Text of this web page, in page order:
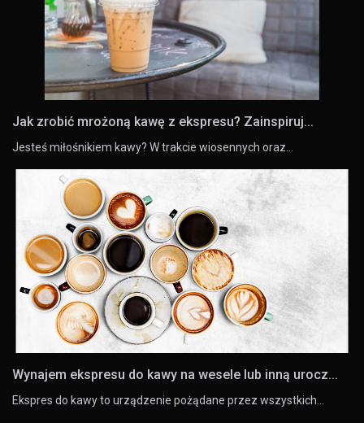
Jak zrobić mrożoną kawę z ekspresu? Zainspiruj...
Jesteś miłośnikiem kawy? W trakcie wiosennych oraz…
Wynajem ekspresu do kawy na wesele lub inną urocz...
Ekspres do kawy to urządzenie pożądane przez wszystkich…